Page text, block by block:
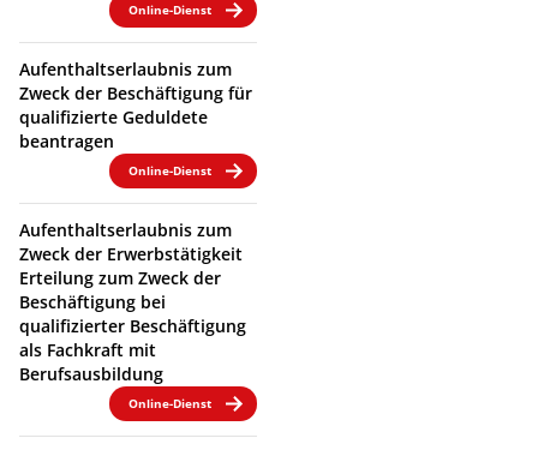
Online-Dienst
Aufenthaltserlaubnis zum
Zweck der Beschäftigung für
qualifizierte Geduldete
beantragen
Online-Dienst
Aufenthaltserlaubnis zum
Zweck der Erwerbstätigkeit
Erteilung zum Zweck der
Beschäftigung bei
qualifizierter Beschäftigung
als Fachkraft mit
Berufsausbildung
Online-Dienst